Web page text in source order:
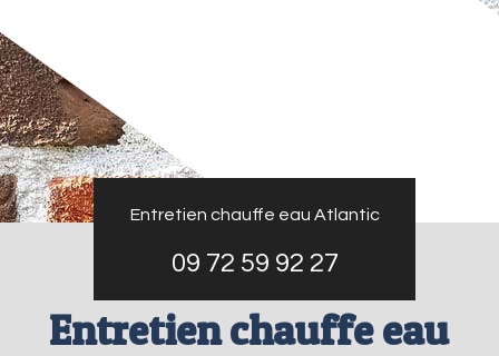
Entretien chauffe eau Atlantic
09 72 59 92 27
Entretien chauffe eau